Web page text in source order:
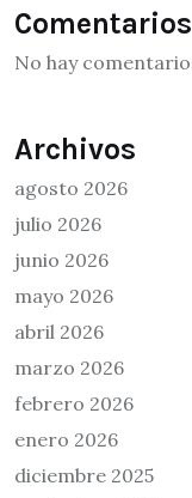
No hay
Archivos
agosto 2026
julio 2026
junio 2026
mayo 2026
abril 2026
marzo 2026
febrero 2026
enero 2026
diciembre 2025